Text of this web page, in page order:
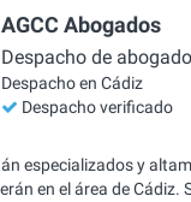
AGCC Abogados
Despacho de
Despacho en Cádiz
Despacho verificado
especializados y
en el área de Cádiz.